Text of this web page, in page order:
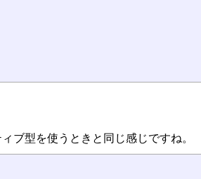
ブ型を使うときと同じ感じですね。